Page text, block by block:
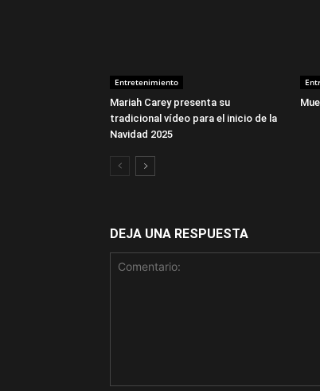
Entretenimiento
Mariah Carey presenta su
tradicional vídeo para el inicio de la
Navidad 2025
DEJA UNA RESPUESTA